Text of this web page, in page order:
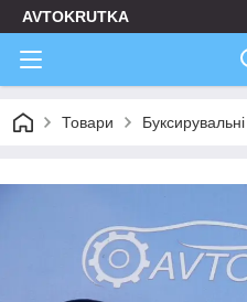
AVTOKRUTKA
Товари Буксирувальні